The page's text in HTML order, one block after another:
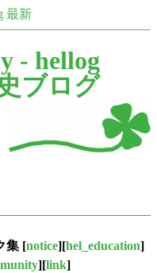
最新
- hellog
ブログ
集 [notice][hel_education]
][link]